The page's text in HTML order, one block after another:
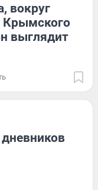
вокруг
Крымского
выглядит